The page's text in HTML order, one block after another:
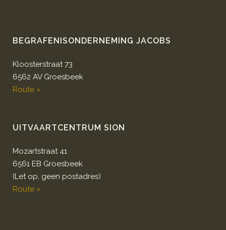
BEGRAFENISONDERNEMING JACOBS
Kloosterstraat 73
6562 AV Groesbeek
Route »
UITVAARTCENTRUM SION
Mozartstraat 41
6561 EB Groesbeek
(Let op, geen postadres)
Route »